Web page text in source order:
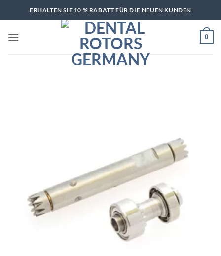
Inhalt
ERHALTEN SIE 10 % RABATT FÜR DIE NEUEN KUNDEN
0